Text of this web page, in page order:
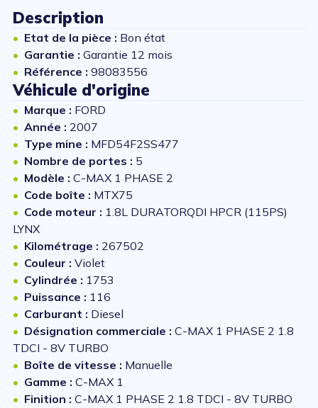
Description
Etat de la pièce : Bon état
Garantie : Garantie 12 mois
Référence : 98083556
Véhicule d'origine
Marque : FORD
Année : 2007
Type mine : MFD54F2SS477
Nombre de portes : 5
Modèle : C-MAX 1 PHASE 2
Code boîte : MTX75
Code moteur : 1.8L DURATORQDI HPCR (115PS)
LYNX
Kilométrage : 267502
Couleur : Violet
Cylindrée : 1753
Puissance : 116
Carburant : Diesel
Désignation commerciale : C-MAX 1 PHASE 2 1.8
TDCI - 8V TURBO
Boîte de vitesse : Manuelle
Gamme : C-MAX 1
Finition : C-MAX 1 PHASE 2 1.8 TDCI - 8V TURBO